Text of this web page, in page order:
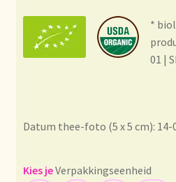
Condiciones generales
Conditions générales
Contact
Contact
*
01 |
Datum thee-foto (5 x 5 cm): 14-
Verpakkingseenheid